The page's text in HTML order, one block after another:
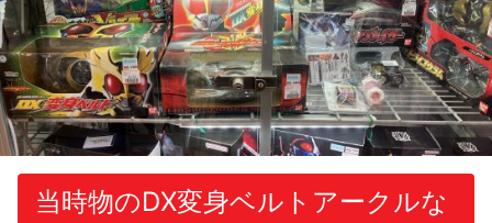
当時物のDX変身ベルトアークルな